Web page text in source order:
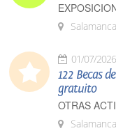
Salamanca
01/07/2026
122 Becas
gratuito
OTRAS
Salamanca